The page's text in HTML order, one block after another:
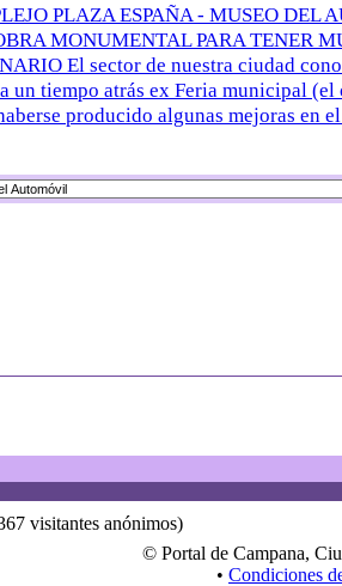
PLAZA ESPAÑA - MUSEO DEL
MONUMENTAL PARA TENER
El sector de nuestra ciudad
un tiempo atrás ex Feria municipal (el
producido algunas mejoras en
visitantes anónimos)
© Portal de Campana,
• Condiciones